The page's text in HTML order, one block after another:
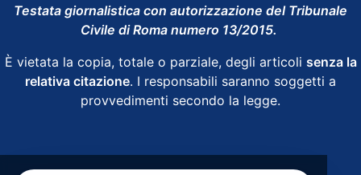
Testata giornalistica con autorizzazione del Tribunale
Civile di Roma numero 13/2015.
È vietata la copia, totale o parziale, degli articoli senza la
relativa citazione. I responsabili saranno soggetti a
provvedimenti secondo la legge.